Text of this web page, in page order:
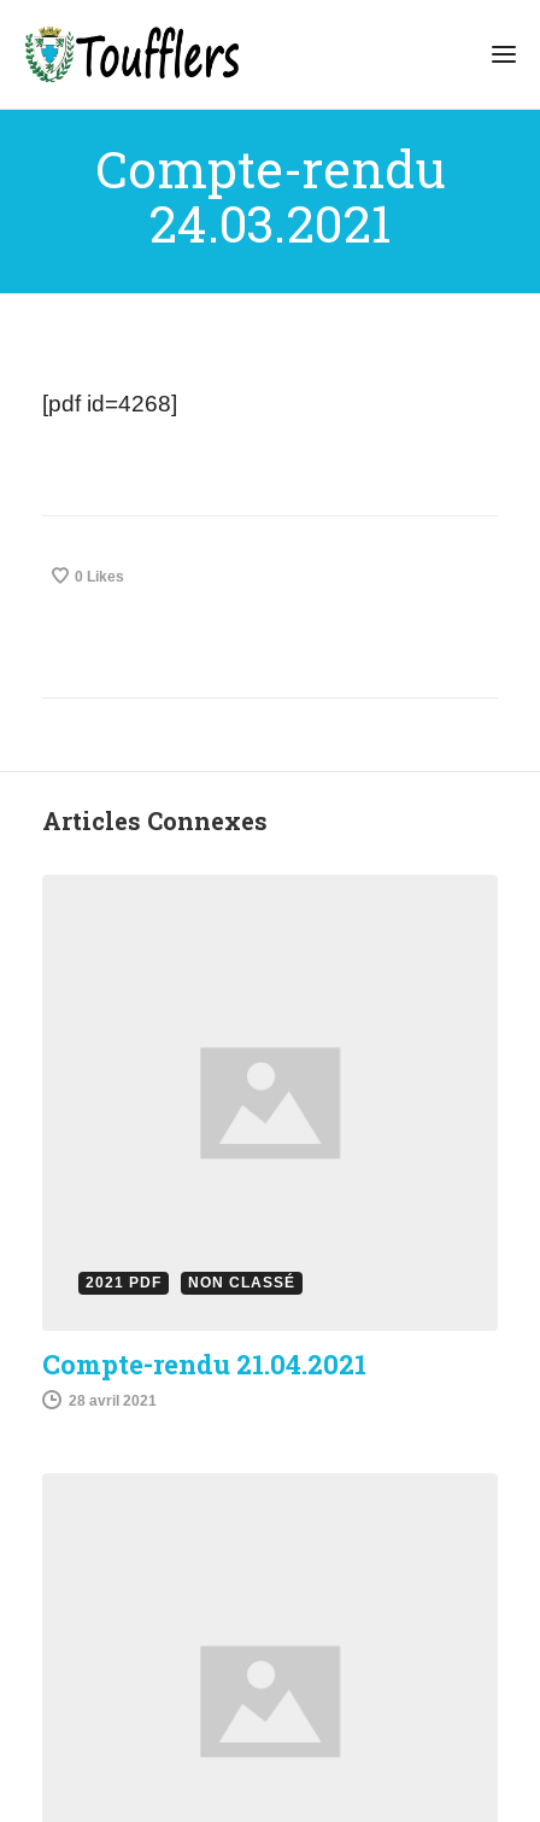
Compte-rendu
24.03.2021
[pdf id=4268]
0 Likes
Articles Connexes
2021 PDF NON CLASSÉ
Compte-rendu 21.04.2021
28 avril 2021